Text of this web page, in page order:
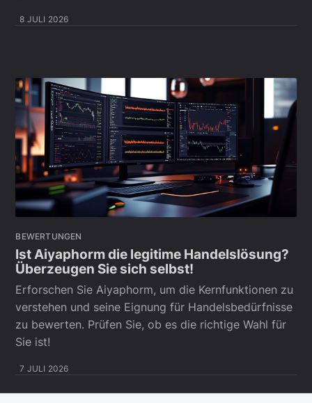
8 JULI 2026
BEWERTUNGEN
Ist Aiyaphorm die legitime Handelslösung?
Überzeugen Sie sich selbst!
Erforschen Sie Aiyaphorm, um die Kernfunktionen zu
verstehen und seine Eignung für Handelsbedürfnisse
zu bewerten. Prüfen Sie, ob es die richtige Wahl für
Sie ist!
7 JULI 2026